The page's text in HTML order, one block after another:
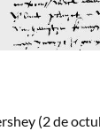
(2 de